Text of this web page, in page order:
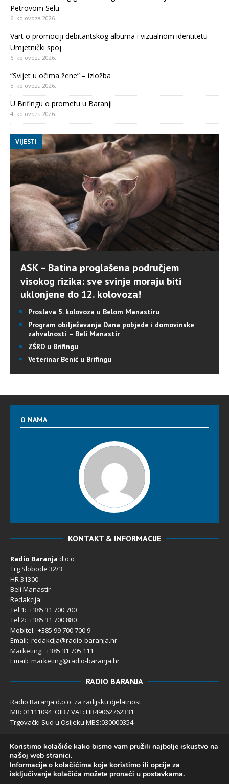
Petrovom Selu
6. kolovoza 2026.
Vart o promociji debitantskog albuma i vizualnom identitetu –
Umjetnički spoj
6. kolovoza 2026.
“Svijet u očima žene” – izložba
5. kolovoza 2026.
U Brifingu o prometu u Baranji
4. kolovoza 2026.
VIJESTI
ASK – Batina proglašena područjem
visokog rizika: sve svinje moraju biti
uklonjene do 12. kolovoza!
Proslava 5. kolovoza u Belom Manastiru
Program obilježavanja Dana pobjede i domovinske
zahvalnosti – Beli Manastir
ZŠRD u Brifingu
Veterinar Benić u Brifingu
O NAMA
KONTAKT & INFORMACIJE
Radio Baranja d.o.o
Trg Slobode 32/3
HR 31300
Beli Manastir
Redakcija:
Tel 1: +385 31 700 700
Tel 2: +385 31 700 880
Mobitel: +385 99 700 700 9
Email: redakcija@radio-baranja.hr
Marketing: +385 31 705 111
Email: marketing@radio-baranja.hr
RADIO BARANJA
Radio Baranja d.o.o. za radijsku djelatnost
MB: 01111094 OIB / VAT: HR49062762331
Trgovački Sud u Osijeku MBS:030000354
Temeljni kapital 2.600,00 € uplaćen u cijelosti
Poslovni račun PBZ: 2340009-1100121402
IBAN: HR4123400091100121402
Uprava društva: Ivanka Rusan
Koristimo kolačiće kako bismo vam pružili najbolje iskustvo na
našoj web stranici.
Informacije o kolačićima koje koristimo ili opcije za
isključivanje kolačića možete pronaći u postavkama.